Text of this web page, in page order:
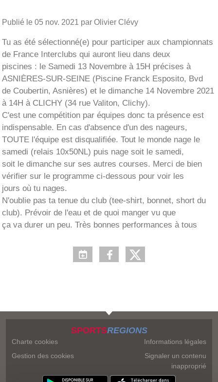
Publié le 05 nov. 2021 par Olivier Clévy
Tu as été sélectionné(e) pour participer aux championnats
de France Interclubs qui auront lieu dans deux
piscines : le Samedi 13 Novembre à 15H précises à
ASNIÈRES-SUR-SEINE (Piscine Franck Esposito, Bvd
de Coubertin, Asnières) et le dimanche 14 Novembre 2021
à 14H à CLICHY (34 rue Valiton, Clichy).
C'est une compétition par équipes donc ta présence est
indispensable. En cas d'absence d'un des nageurs,
TOUTE l'équipe est disqualifiée. Tout le monde nage le
samedi (relais 10x50NL) puis nage soit le samedi,
soit le dimanche sur ses autres courses. Merci de bien
vérifier sur le programme ci-dessous pour voir les
jours où tu nages.
N'oublie pas ta tenue du club (tee-shirt, bonnet, short du
club). Prévoir de l'eau et de quoi manger vu que
ça va durer un peu. Très bonnes performances à tous
SPORTSREGIONS
Charte cookies
Gestion des cookies
Informations légales
Signaler un contenu
inapproprié